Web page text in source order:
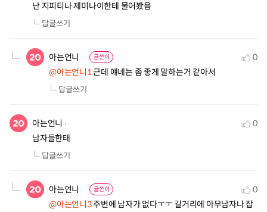
난 지피티나 제미나이한테 물어봤음
답글쓰기
아는언니 글쓴이
0
@아는언니1 근데 얘네는 좀 좋게 말하는거 같아서
답글쓰기
아는언니
0
남자들한태
답글쓰기
아는언니 글쓴이
0
@아는언니3 주변에 남자가 없다ㅜㅜ 길거리에 아무남자나 잡